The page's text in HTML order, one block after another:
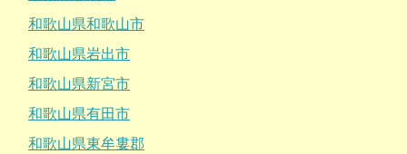
和歌山県和歌山市
和歌山県岩出市
和歌山県新宮市
和歌山県有田市
和歌山県東牟婁郡